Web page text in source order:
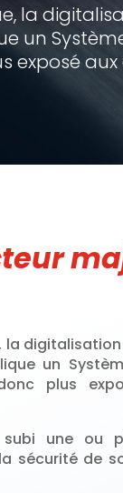
la
un
exposé
la
un
plus
une ou
sécurité de